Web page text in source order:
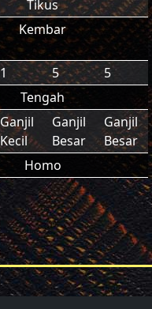
Tikus
Kembar
1 5
5
Tengah
Ganjil
Kecil
Ganjil
Besar
Ganjil
Besar
Homo